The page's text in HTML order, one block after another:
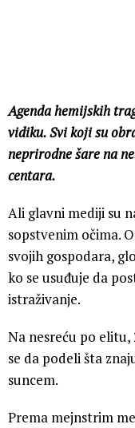
Agenda hemijskih
vidiku. Svi koji su
neprirodne šare na
centara.
Ali glavni mediji su
sopstvenim očima.
svojih gospodara,
ko se usuđuje da
istraživanje.
Na nesreću po elitu,
se da podeli šta
suncem.
Prema mejnstrim